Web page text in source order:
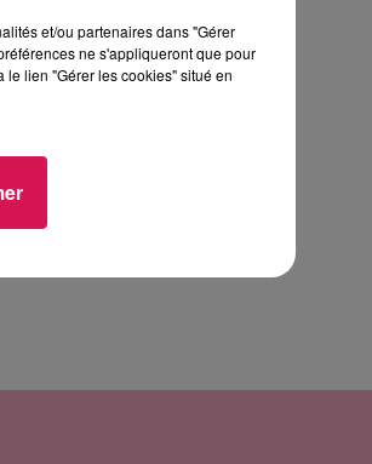
pas la
et/ou partenaires dans "Gérer
ne s'appliqueront que pour
le lien "Gérer les cookies" situé en